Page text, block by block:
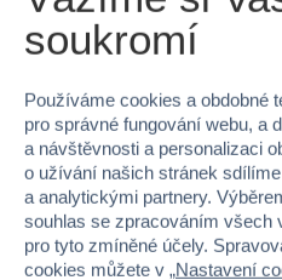
100 %
Průměr z 1
100 %
soukromí
Používáme cookies a obdobné
pro správné fungování webu, a
a návštěvnosti a personalizaci
o užívání našich stránek
a analytickými partnery.
souhlas se zpracováním všech
pro tyto zmíněné účely.
cookies můžete v „Nastavení